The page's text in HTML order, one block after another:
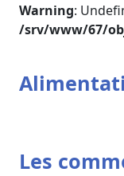
Warning:
/srv/www/67/
Les